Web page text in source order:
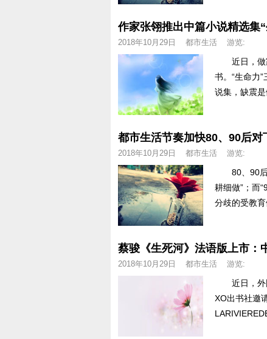
作家张翎推出中篇小说精选集
2018年10月29日 都市生活 游览:
近日，做家
书。“生命力
说集，缺震
都市生活节奏加快80、90后
2018年10月29日 都市生活 游览:
80、90后
耕细做”；而
分歧的受教
蔡骏《生死河》法语版上市：
2018年10月29日 都市生活 游览:
近日，外国
XO出书社邀